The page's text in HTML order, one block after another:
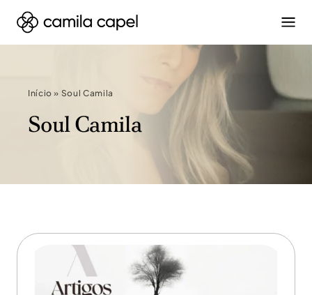
Início » Soul Camila
Soul Camila